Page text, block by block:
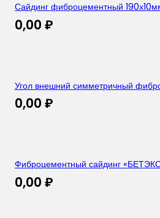
Сайдинг фиброцементный
0,00 ₽
Угол внешний симметричный
0,00 ₽
Фиброцементный сайдинг
0,00 ₽